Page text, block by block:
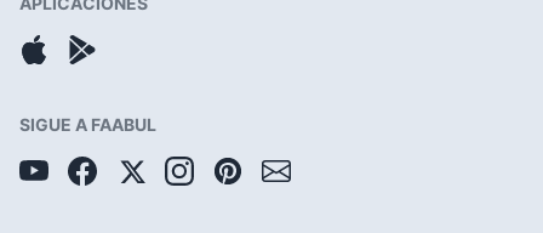
SIGUE A FAABUL